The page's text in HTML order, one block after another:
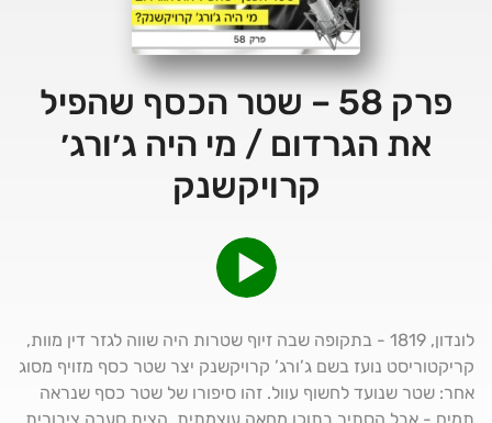
פרק 58 – שטר הכסף שהפיל
את הגרדום / מי היה ג׳ורג׳
קרויקשנק
לונדון, 1819 - בתקופה שבה זיוף שטרות היה שווה לגזר דין מוות,
קריקטוריסט נועז בשם ג’ורג’ קרויקשנק יצר שטר כסף מזויף מסוג
אחר: שטר שנועד לחשוף עוול. זהו סיפורו של שטר כסף שנראה